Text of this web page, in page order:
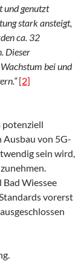
und genutzt
stark ansteigt,
ca. 32
Dieser
bei und
[2]
potenziell
Ausbau von 5G-
sein wird,
Wiessee
vorerst